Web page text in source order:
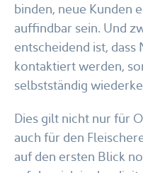
binden, neue Kunden
auffindbar sein. Und
entscheidend ist,
kontaktiert werden,
selbstständig
Dies gilt nicht nur für
auch für den
auf den ersten Blick